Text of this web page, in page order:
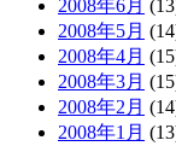
2008年6月
2008年5月
2008年4月
2008年3月
2008年2月
2008年1月